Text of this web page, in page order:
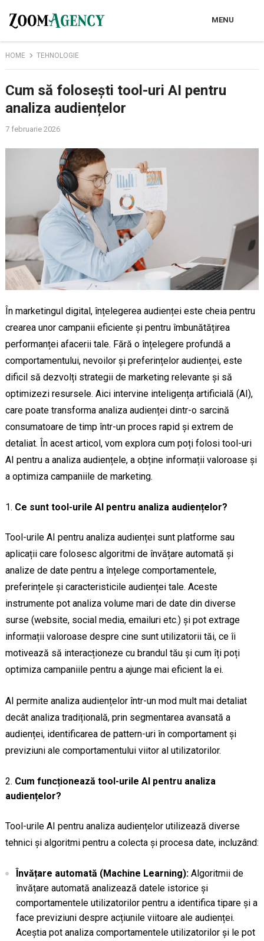
MENU
HOME TEHNOLOGIE
Cum să folosești tool-uri AI pentru
analiza audiențelor
7 februarie 2026
În marketingul digital, înțelegerea audienței este cheia pentru
crearea unor campanii eficiente și pentru îmbunătățirea
performanței afacerii tale. Fără o înțelegere profundă a
comportamentului, nevoilor și preferințelor audienței, este
dificil să dezvolți strategii de marketing relevante și să
optimizezi resursele. Aici intervine inteligența artificială (AI),
care poate transforma analiza audienței dintr-o sarcină
consumatoare de timp într-un proces rapid și extrem de
detaliat. În acest articol, vom explora cum poți folosi tool-uri
AI pentru a analiza audiențele, a obține informații valoroase și
a optimiza campaniile de marketing.
Ce sunt tool-urile AI pentru analiza audiențelor?
Tool-urile AI pentru analiza audienței sunt platforme sau
aplicații care folosesc algoritmi de învățare automată și
analize de date pentru a înțelege comportamentele,
preferințele și caracteristicile audienței tale. Aceste
instrumente pot analiza volume mari de date din diverse
surse (website, social media, emailuri etc.) și pot extrage
informații valoroase despre cine sunt utilizatorii tăi, ce îi
motivează să interacționeze cu brandul tău și cum îți poți
optimiza campaniile pentru a ajunge mai eficient la ei.
AI permite analiza audiențelor într-un mod mult mai detaliat
decât analiza tradițională, prin segmentarea avansată a
audienței, identificarea de pattern-uri în comportament și
previziuni ale comportamentului viitor al utilizatorilor.
Cum funcționează tool-urile AI pentru analiza
audiențelor?
Tool-urile AI pentru analiza audiențelor utilizează diverse
tehnici și algoritmi pentru a colecta și procesa date, incluzând:
Învățare automată (Machine Learning):Algoritmii de
învățare automată analizează datele istorice și
comportamentele utilizatorilor pentru a identifica tipare și a
face previziuni despre acțiunile viitoare ale audienței.
Aceștia pot analiza comportamentele utilizatorilor și le pot